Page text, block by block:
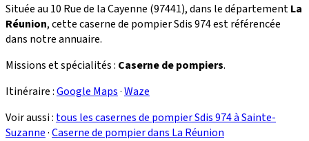
Située au 10 Rue de la Cayenne (97441), dans le départementLa
Réunion, cette caserne de pompier Sdis 974 est référencée
dans notre annuaire.
Missions et spécialités : Caserne de pompiers.
Itinéraire :Google Maps·Waze
Voir aussi : tous les casernes de pompier Sdis 974 à Sainte-
Suzanne·Caserne de pompier dans La Réunion